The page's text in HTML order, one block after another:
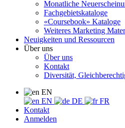
Monatliche
Fachgebietskataloge
«Coursebook» Kataloge
Weiteres Marketing
Neuigkeiten und Ressourcen
Über uns
Über uns
Kontakt
Diversität,
EN
EN
DE
FR
Kontakt
Anmelden